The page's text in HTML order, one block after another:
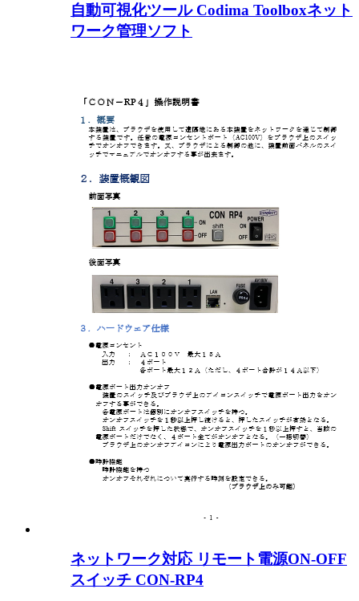
自動可視化ツール Codima Toolboxネット
ワーク管理ソフト
ネットワーク対応 リモート電源ON-OFF
スイッチ CON-RP4